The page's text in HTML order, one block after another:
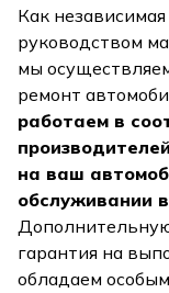
Как
руководством
мы
ремонт
работаем в
на ваш
обслуживании
гарантия на
обладаем